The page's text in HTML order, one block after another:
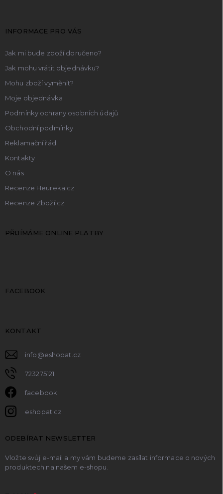
INFORMACE PRO VÁS
Jak mi bude zboží doručeno?
Jak mohu vrátit objednávku?
Mohu zboží vyměnit?
Moje objednávka
Podmínky ochrany osobních údajů
Obchodní podmínky
Reklamační řád
Kontakty
O nás
Recenze Heureka.cz
Recenze Zboží.cz
PŘIJÍMÁME ONLINE PLATBY
FACEBOOK
KONTAKT
info@eshopat.cz
723275121
facebook
eshopat.cz
ODEBÍRAT NEWSLETTER
Vložte svůj e-mail a my vám budeme zasílat informace o nových
produktech na našem e-shopu.